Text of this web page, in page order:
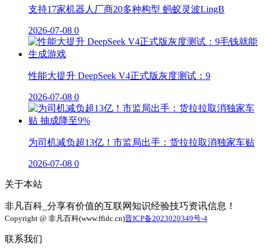
支持17家机器人厂商20多种构型 蚂蚁灵波LingB
2026-07-08 0
性能大提升 DeepSeek V4正式版灰度测试：9
2026-07-08 0
为司机减负超13亿！市监局出手：货拉拉取消独家车贴
2026-07-08 0
关于本站
非凡百科_分享有价值的互联网知识经验技巧资讯信息！
Copyright @ 非凡百科(www.ffidc.cn)晋ICP备2023020349号-4
联系我们